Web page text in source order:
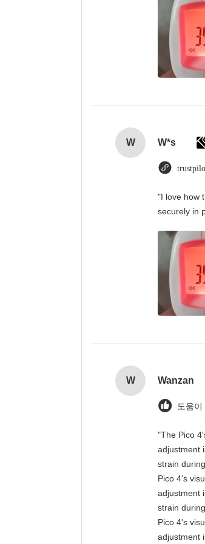
W W*s
"I love how
securely in
W Wanzan
도움이
"The Pico
adjustment
strain
Pico 4's
adjustment
strain
Pico 4's
adjustment